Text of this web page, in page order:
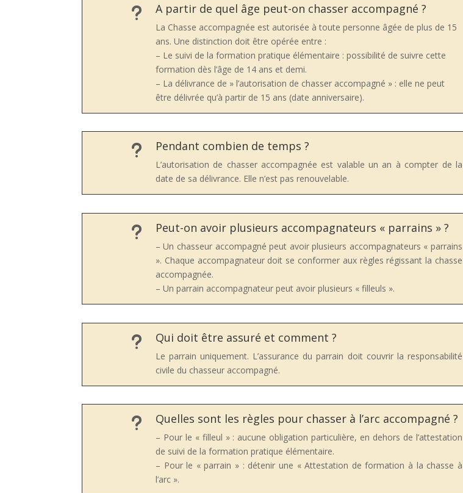
u A partir de quel âge peut-on chasser accompagné ?
La Chasse accompagnée est autorisée à toute personne âgée de plus de 15
ans. Une distinction doit être opérée entre :
– Le suivi de la formation pratique élémentaire : possibilité de suivre cette
formation dès l’âge de 14 ans et demi.
– La délivrance de » l’autorisation de chasser accompagné » : elle ne peut
être délivrée qu’à partir de 15 ans (date anniversaire).
u Pendant combien de temps ?
L’autorisation de chasser accompagnée est valable un an à compter de la
date de sa délivrance. Elle n’est pas renouvelable.
u Peut-on avoir plusieurs accompagnateurs « parrains » ?
– Un chasseur accompagné peut avoir plusieurs accompagnateurs « parrains
». Chaque accompagnateur doit se conformer aux règles régissant la chasse
accompagnée.
– Un parrain accompagnateur peut avoir plusieurs « filleuls ».
u Qui doit être assuré et comment ?
Le parrain uniquement. L’assurance du parrain doit couvrir la responsabilité
civile du chasseur accompagné.
u Quelles sont les règles pour chasser à l’arc accompagné ?
– Pour le « filleul » : aucune obligation particulière, en dehors de l’attestation
de suivi de la formation pratique élémentaire.
– Pour le « parrain » : détenir une «Attestation de formation à la chasse à
l’arc ».